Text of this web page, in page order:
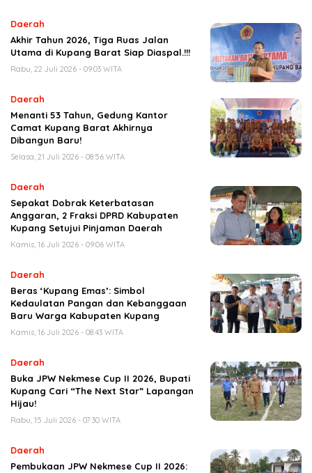
Daerah
Akhir Tahun 2026, Tiga Ruas Jalan
Utama di Kupang Barat Siap Diaspal.!!!
Rabu, 22 Juli 2026 - 09:03 WITA
Daerah
Menanti 53 Tahun, Gedung Kantor
Camat Kupang Barat Akhirnya
Dibangun Baru!
Selasa, 21 Juli 2026 - 08:56 WITA
Daerah
Sepakat Dobrak Keterbatasan
Anggaran, 2 Fraksi DPRD Kabupaten
Kupang Setujui Pinjaman Daerah
Kamis, 16 Juli 2026 - 09:06 WITA
Daerah
Beras ‘Kupang Emas’: Simbol
Kedaulatan Pangan dan Kebanggaan
Baru Warga Kabupaten Kupang
Kamis, 16 Juli 2026 - 08:43 WITA
Daerah
Buka JPW Nekmese Cup II 2026, Bupati
Kupang Cari “The Next Star” Lapangan
Hijau!
Rabu, 15 Juli 2026 - 07:30 WITA
Daerah
Pembukaan JPW Nekmese Cup II 2026: